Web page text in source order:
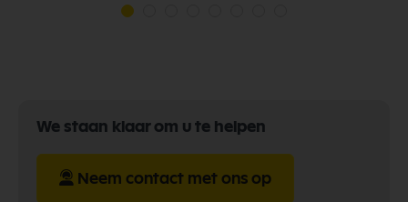
We staan klaar om u te helpen
Neem contact met ons op